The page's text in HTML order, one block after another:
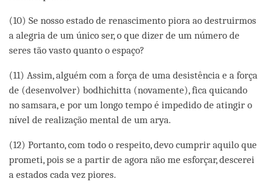
(10) Se nosso estado de renascimento piora ao destruirmos
a alegria de um único ser, o que dizer de um número de
seres tão vasto quanto o espaço?
(11) Assim, alguém com a força de uma desistência e a força
de (desenvolver) bodhichitta (novamente), fica quicando
no samsara, e por um longo tempo é impedido de atingir o
nível de realização mental de um arya.
(12) Portanto, com todo o respeito, devo cumprir aquilo que
prometi, pois se a partir de agora não me esforçar, descerei
a estados cada vez piores.